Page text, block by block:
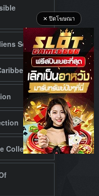
✕ ปิดโฆษณา
Series
Collection